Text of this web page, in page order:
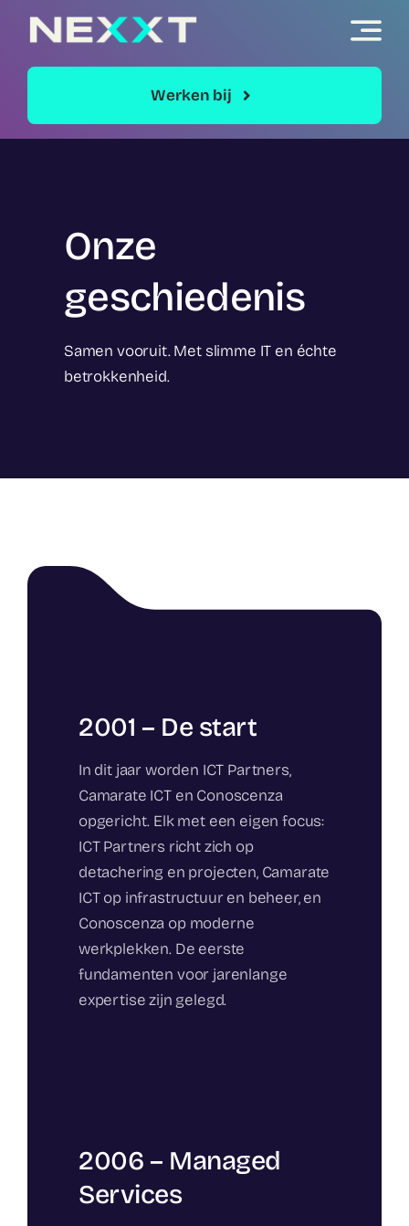
content
Werken bij
Onze
geschiedenis
Samen vooruit. Met slimme IT en échte
betrokkenheid.
2001 – De start
In dit jaar worden ICT Partners,
Camarate ICT en Conoscenza
opgericht. Elk met een eigen focus:
ICT Partners richt zich op
detachering en projecten, Camarate
ICT op infrastructuur en beheer, en
Conoscenza op moderne
werkplekken. De eerste
fundamenten voor jarenlange
expertise zijn gelegd.
2006 – Managed
Services